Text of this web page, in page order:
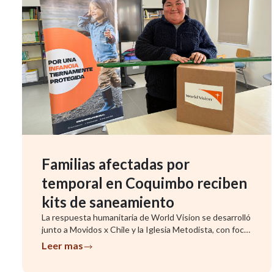
Familias afectadas por
temporal en Coquimbo reciben
kits de saneamiento
La respuesta humanitaria de World Vision se desarrolló
junto a Movidos x Chile y la Iglesia Metodista, con foco
en famil...
Leer mas